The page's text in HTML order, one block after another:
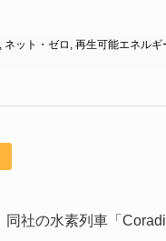
ネット・ゼロ , 再生可能エネルギ
社の水素列車「